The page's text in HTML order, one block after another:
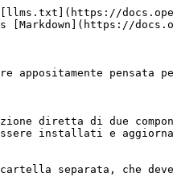
appositamente
diretta di due
installati e
separata, che